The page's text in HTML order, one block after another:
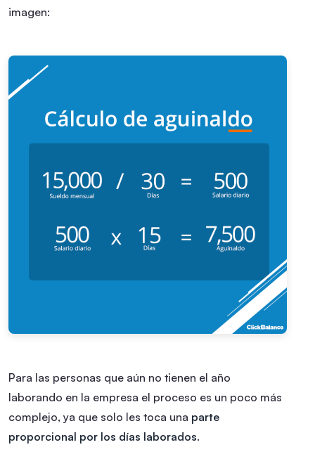
imagen:
Para las personas que aún no tienen el año
laborando en la empresa el proceso es un poco más
complejo, ya que solo les toca una parte
proporcional por los días laborados.